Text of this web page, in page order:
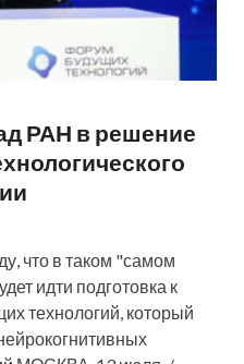
РАН в решение
что в таком "самом
идти подготовка к
технологий, который